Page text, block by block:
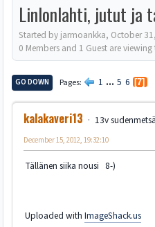
Linlonlahti, jutut ja
Started by jarmoankka, October
0 Members and 1 Guest are
GO DOWN Pages 1 ... 5 6 7
kalakaveri13
13v
December 15, 2012, 19:32:10
Tällänen siika nousi 8-)
Uploaded with ImageShack.us